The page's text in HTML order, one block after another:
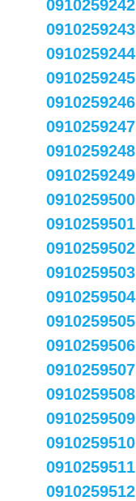
0910259242
0910259243
0910259244
0910259245
0910259246
0910259247
0910259248
0910259249
0910259500
0910259501
0910259502
0910259503
0910259504
0910259505
0910259506
0910259507
0910259508
0910259509
0910259510
0910259511
0910259512